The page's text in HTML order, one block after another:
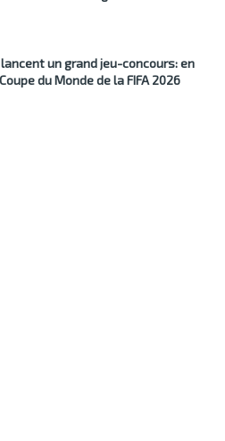
lancent un grand jeu-concours: en
du Monde de la FIFA 2026